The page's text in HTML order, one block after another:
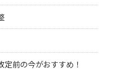
前の今がおすすめ！